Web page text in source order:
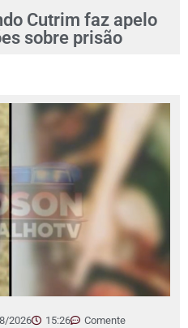
Cutrim faz apelo
sobre prisão
2026 15:26 Comente